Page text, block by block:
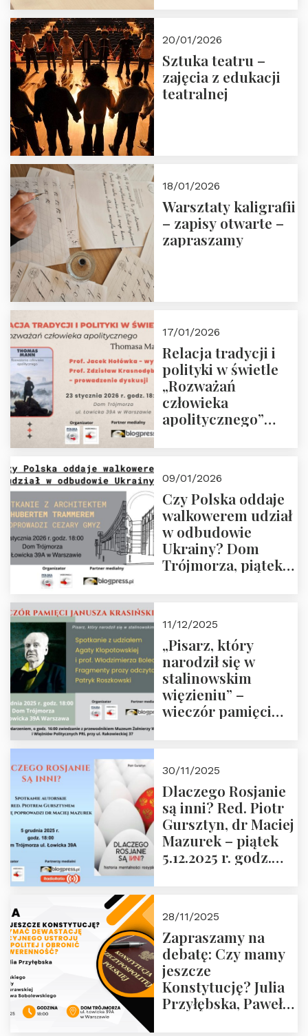
20/01/2026
Sztuka teatru –
zajęcia z edukacji
teatralnej
18/01/2026
Warsztaty kaligrafii
– zapisy otwarte –
zapraszamy
17/01/2026
Relacja tradycji i
polityki w świetle
„Rozważań
człowieka
apolitycznego”
godz. 18:00.
Zapraszamy!
09/01/2026
Czy Polska oddaje
walkowerem udział
w odbudowie
Ukrainy? Dom
Trójmorza, piątek
11/12/2025
„Pisarz, który
narodził się w
stalinowskim
więzieniu” –
wieczór pamięci
zwiedzanie
Muzeum Żołnierzy
Wyklętych i
Więźniów
Politycznych PRL o
godz. 16:00 – 19
30/11/2025
Dlaczego Rosjanie
są inni? Red. Piotr
Gursztyn, dr Maciej
Mazurek – piątek
5.12.2025 r. godz.
28/11/2025
Zapraszamy na
debatę: Czy mamy
jeszcze
Konstytucję? Julia
Przyłębska, Paweł